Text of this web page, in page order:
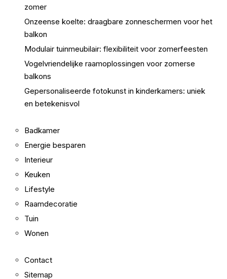
zomer
Onzeense koelte: draagbare zonneschermen voor het
balkon
Modulair tuinmeubilair: flexibiliteit voor zomerfeesten
Vogelvriendelijke raamoplossingen voor zomerse
balkons
Gepersonaliseerde fotokunst in kinderkamers: uniek
en betekenisvol
Badkamer
Energie besparen
Interieur
Keuken
Lifestyle
Raamdecoratie
Tuin
Wonen
Contact
Sitemap